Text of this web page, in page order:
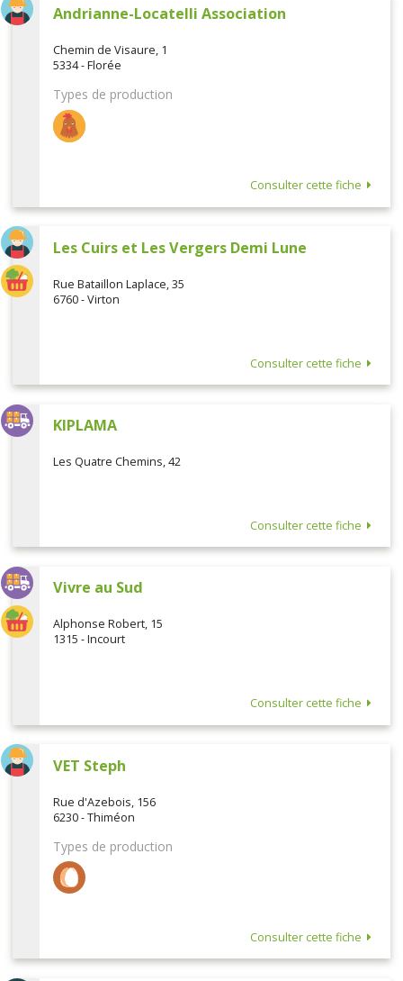
Andrianne-Locatelli Association
Chemin de Visaure, 1
5334 - Florée
Types de production
Consulter cette fiche
Les Cuirs et Les Vergers Demi Lune
Rue Bataillon Laplace, 35
6760 - Virton
Consulter cette fiche
KIPLAMA
Les Quatre Chemins, 42
Consulter cette fiche
Vivre au Sud
Alphonse Robert, 15
1315 - Incourt
Consulter cette fiche
VET Steph
Rue d'Azebois, 156
6230 - Thiméon
Types de production
Consulter cette fiche